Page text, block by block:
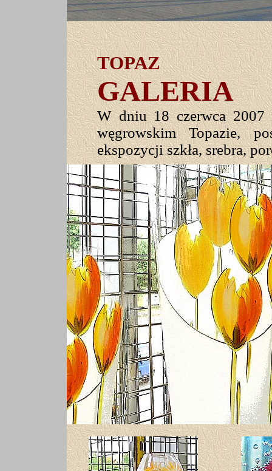
TOPAZ
GALERIA
W dniu 18 czerwca 2007
węgrowskim Topazie,
ekspozycji szkła, srebra,